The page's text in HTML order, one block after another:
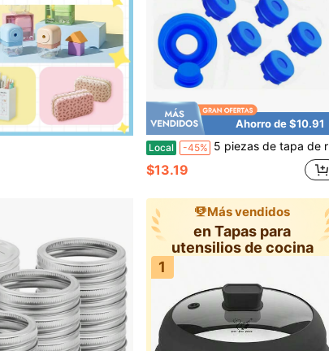
Ahorro de $10.91
Local -45% 5 piezas de tapa de repuesto gruesa reutilizable para botella de agua, roscable, antigoteo, para garrafón de agua de 55 mm, 3-5 galones
$13.19
Más vendidos
en Tapas para
utensilios de cocina
1